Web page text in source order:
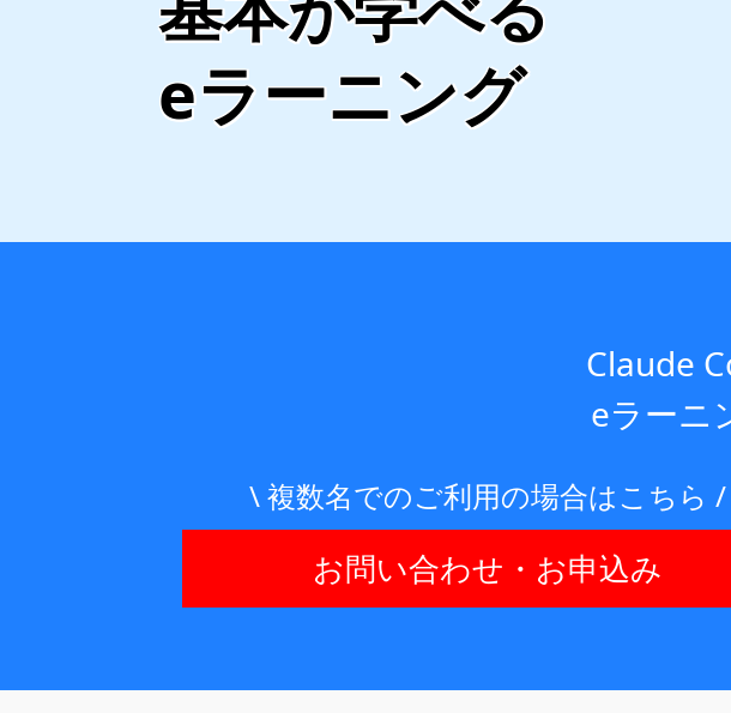
eラーニング
Claude
eラーニ
\ 複数名でのご利用の場合はこちら /
お問い合わせ・お申込み